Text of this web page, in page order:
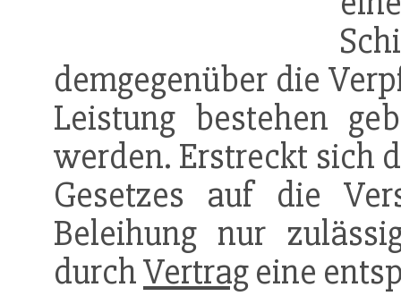
demgegenüber die
Leistung bestehen
werden. Erstreckt sich
Gesetzes auf die
Beleihung nur
durchVertrageine